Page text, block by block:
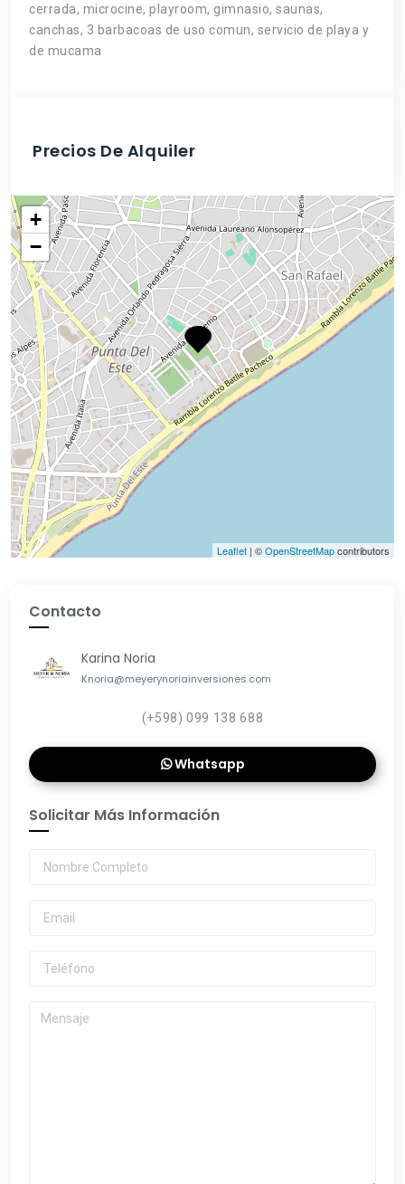
cerrada, microcine, playroom, gimnasio, saunas,
canchas, 3 barbacoas de uso comun, servicio de playa y
de mucama
Precios De Alquiler
+
−
Leaflet | ©OpenStreetMapcontributors
Contacto
Karina Noria
Knoria@meyerynoriainversiones.com
(+598) 099 138 688
Whatsapp
Solicitar Más Información